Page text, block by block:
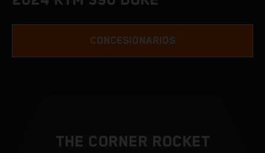
CONCESIONARIOS
THE CORNER ROCKET